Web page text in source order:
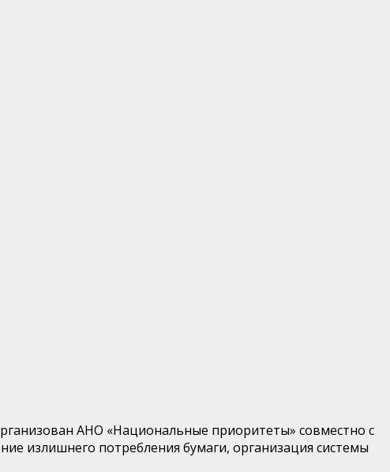
АНО «Национальные приоритеты» совместно с
излишнего потребления бумаги, организация системы